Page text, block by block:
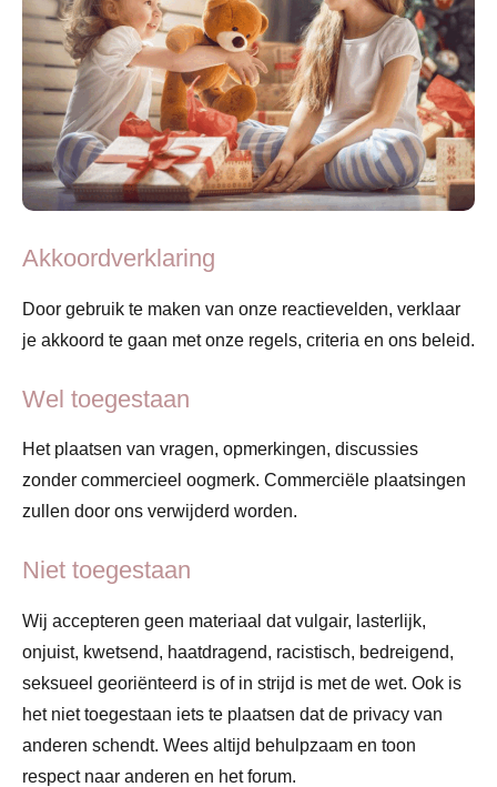
Akkoordverklaring
Door gebruik te maken van onze reactievelden, verklaar
je akkoord te gaan met onze regels, criteria en ons beleid.
Wel toegestaan
Het plaatsen van vragen, opmerkingen, discussies
zonder commercieel oogmerk. Commerciële plaatsingen
zullen door ons verwijderd worden.
Niet toegestaan
Wij accepteren geen materiaal dat vulgair, lasterlijk,
onjuist, kwetsend, haatdragend, racistisch, bedreigend,
seksueel georiënteerd is of in strijd is met de wet. Ook is
het niet toegestaan iets te plaatsen dat de privacy van
anderen schendt. Wees altijd behulpzaam en toon
respect naar anderen en het forum.